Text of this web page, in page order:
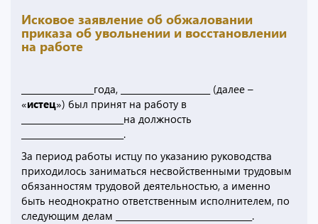
Исковое заявление об обжаловании
приказа об увольнении и восстановлении
на работе
_________________года, _____________________ (далее –
«истец») был принят на работу в
________________________на должность
________________________.
За период работы истцу по указанию руководства
приходилось заниматься несвойственными трудовым
обязанностям трудовой деятельностью, а именно
быть неоднократно ответственным исполнителем, по
следующим делам ________________________________.